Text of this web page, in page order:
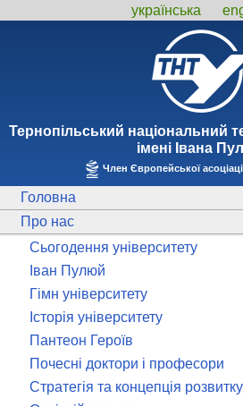
українська
Тернопiльський національний
iменi Iвана
Член Європейської
Головна
Про нас
Сьогодення університету
Іван Пулюй
Гімн університету
Історія університету
Пантеон Героїв
Почесні доктори і професори
Стратегія та концепція